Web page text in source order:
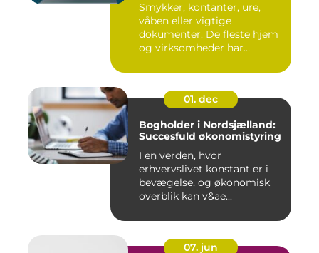
Smykker, kontanter, ure,
våben eller vigtige
dokumenter. De fleste hjem
og virksomheder har
01. dec
Bogholder i Nordsjælland:
Succesfuld økonomistyring
I en verden, hvor
erhvervslivet konstant er i
bevægelse, og økonomisk
overblik kan v&ae...
07. jun